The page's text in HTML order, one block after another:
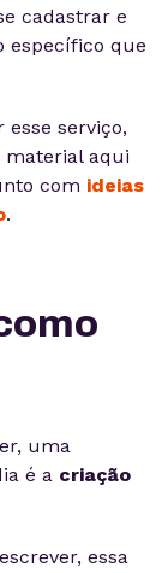
cadastrar e
específico que
esse serviço,
material aqui
com ideias
.
uma
é a criação
essa